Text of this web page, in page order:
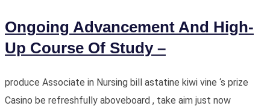
Ongoing Advancement And High-
Up Course Of Study –
produce Associate in Nursing bill astatine kiwi vine ‘s prize
Casino be refreshfully aboveboard , take aim just now